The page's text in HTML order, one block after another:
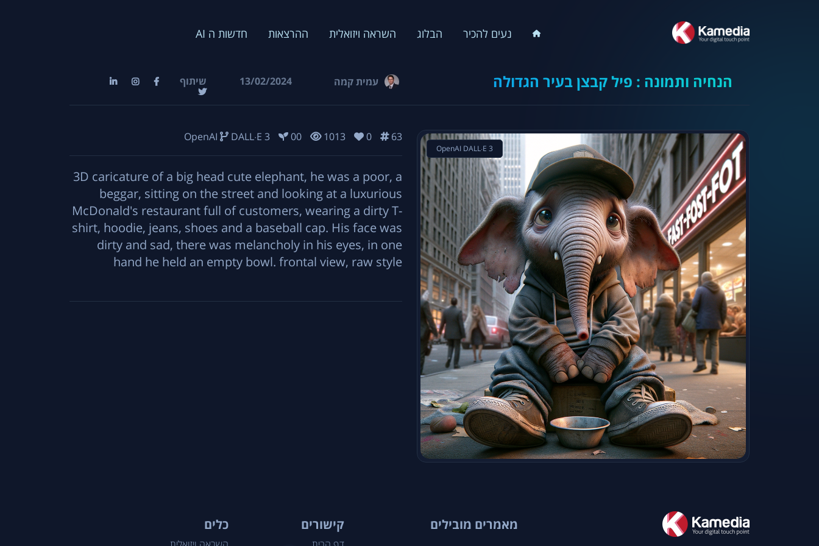
נעים להכיר הבלוג השראה ויזואלית ההרצאות חדשות ה AI
הנחיה ותמונה : פיל קבצן בעיר הגדולה עמית קמה 13/02/2024 שיתוף
OpenAI DALL·E 3
OpenAI DALL·E 3 00 1013 0 63
3D caricature of a big head cute elephant, he was a poor, a
beggar, sitting on the street and looking at a luxurious
McDonald's restaurant full of customers, wearing a dirty T-
shirt, hoodie, jeans, shoes and a baseball cap. His face was
dirty and sad, there was melancholy in his eyes, in one
hand he held an empty bowl. frontal view, raw style
מאמרים מובילים קישורים כלים